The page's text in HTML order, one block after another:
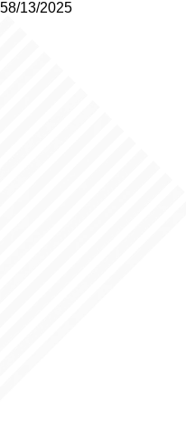
58/13/2025